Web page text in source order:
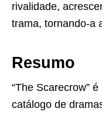
rivalidade,
trama, tornando-a
Resumo
“The Scarecrow”
catálogo de